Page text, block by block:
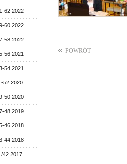
POWRÓT
62 2022
60 2022
58 2022
56 2021
54 2021
52 2020
50 2020
48 2019
46 2018
44 2018
42 2017